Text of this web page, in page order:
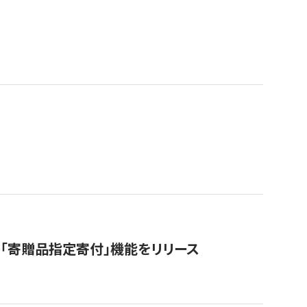
贈品指定寄付」機能をリリース